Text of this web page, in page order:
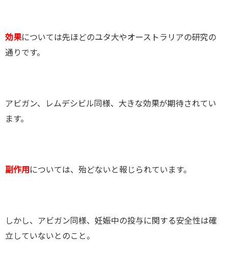
効果については先ほどのユタ大やオーストラリアの研究の
通りです。
アビガン、レムデシビル同様、大きな効果が期待されてい
ます。
副作用 については、殆どないと報じられています。
しかし、アビガン同様、妊娠中の投与に関する安全性は確
立していないとのこと。